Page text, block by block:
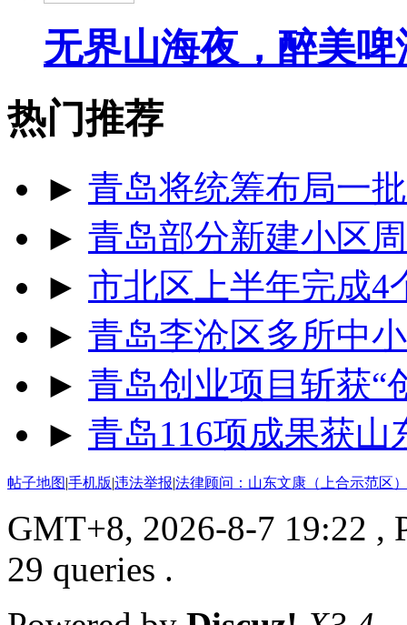
无界山海夜，醉美
热门推荐
► 青岛将统筹布局一
► 青岛部分新建小区
► 市北区上半年完成4
► 青岛李沧区多所中
► 青岛创业项目斩获“
► 青岛116项成果获
帖子地图|手机版|违法举报|法律顾问：山东文康（上合示范区
GMT+8, 2026-8-7 19:22 ,
29 queries .